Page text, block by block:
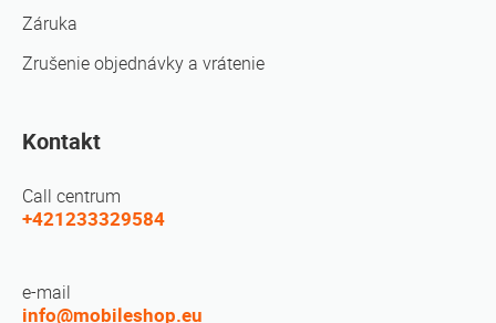
Záruka
Zrušenie objednávky a vrátenie
Kontakt
Call centrum
+421233329584
e-mail
info@mobileshop.eu